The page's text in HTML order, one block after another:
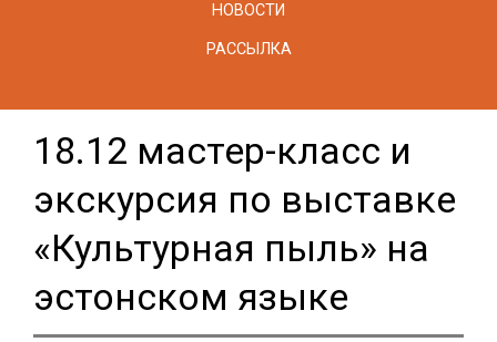
НОВОСТИ
РАССЫЛКА
18.12 мастер-класс и
экскурсия по выставке
«Культурная пыль» на
эстонском языке